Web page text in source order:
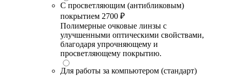
С просветляющим (антибликовым)
покрытием 2700 ₽
Полимерные очковые линзы с
улучшенными оптическими свойствами,
благодаря упрочняющему и
просветляющему покрытию.
Для работы за компьютером (стандарт)